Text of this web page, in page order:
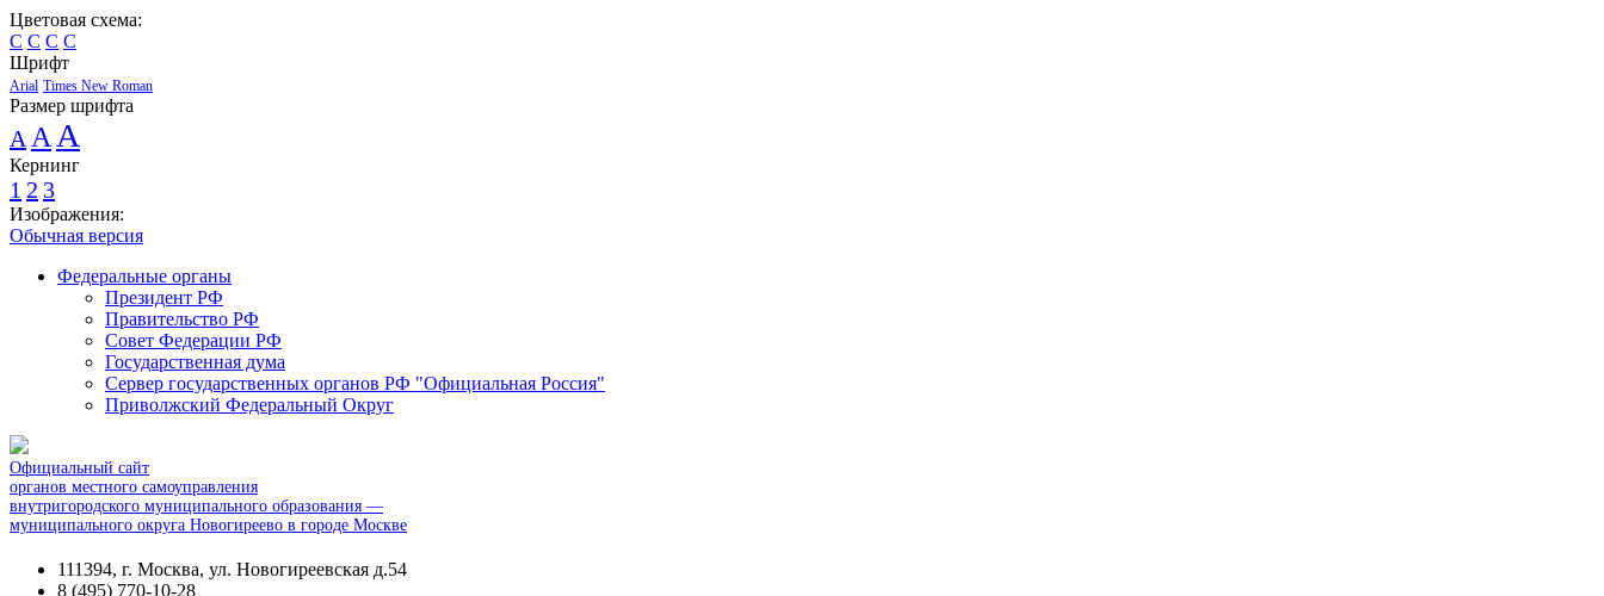
Цветовая схема:
C C C C
Шрифт
Arial Times New Roman
Размер шрифта
A A A
Кернинг
1 2 3
Изображения:
Обычная версия
Федеральные органы
Президент РФ
Правительство РФ
Совет Федерации РФ
Государственная дума
Сервер государственных органов РФ "Официальная Россия"
Приволжский Федеральный Округ
Официальный сайт
органов местного самоуправления
внутригородского муниципального образования —
муниципального округа Новогиреево в городе Москве
111394, г. Москва, ул. Новогиреевская д.54
8 (495) 770-10-28